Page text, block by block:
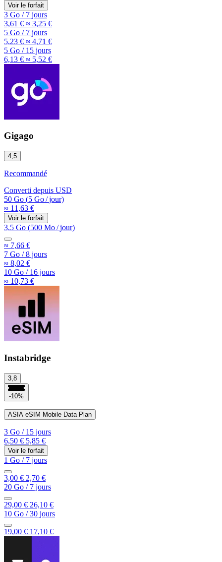
Voir le forfait
3 Go /7 jours
3,61 € ≈ 3,25 €
5 Go /7 jours
5,23 € ≈ 4,71 €
5 Go /15 jours
6,13 € ≈ 5,52 €
Gigago
4,5
Recommandé
Converti depuis USD
50 Go (5 Go/jour)
≈ 11,63 €
Voir le forfait
3,5 Go (500 Mo/jour)
≈ 7,66 €
7 Go /8 jours
≈ 8,02 €
10 Go /16 jours
≈ 10,73 €
Instabridge
3,8
-10%
ASIA eSIM Mobile Data Plan
3 Go /15 jours
6,50 € 5,85 €
Voir le forfait
1 Go /7 jours
3,00 € 2,70 €
20 Go /7 jours
29,00 € 26,10 €
10 Go /30 jours
19,00 € 17,10 €